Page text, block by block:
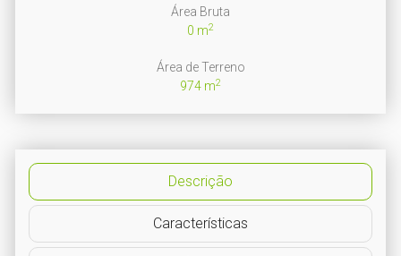
Área Bruta
0 m2
Área de Terreno
974 m2
Descrição
Características